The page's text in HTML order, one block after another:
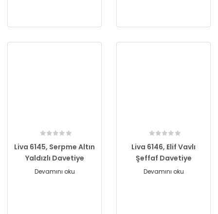
Liva 6145, Serpme Altın
Yaldızlı Davetiye
Devamını oku
Liva 6146, Elif Vavlı
Şeffaf Davetiye
Devamını oku